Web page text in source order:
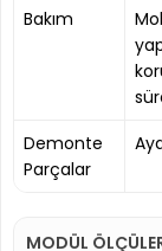
Bakım
Demonte
Parçalar
MODÜL